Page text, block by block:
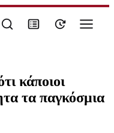
κάποιοι
τα παγκόσμια